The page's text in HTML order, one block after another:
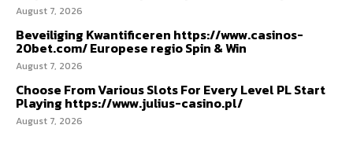
August 7, 2026
Beveiliging Kwantificeren https://www.casinos-
20bet.com/ Europese regio Spin & Win
August 7, 2026
Choose From Various Slots For Every Level PL Start
Playing https://www.julius-casino.pl/
August 7, 2026